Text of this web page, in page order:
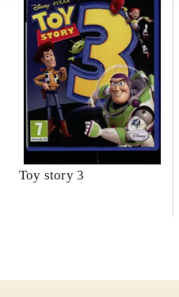
Toy story 3